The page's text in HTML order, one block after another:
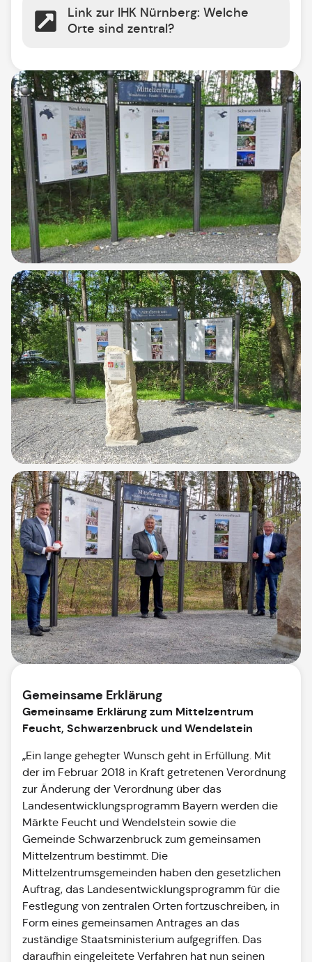
Link zur IHK Nürnberg: Welche
Orte sind zentral?
Gemeinsame Erklärung
Gemeinsame Erklärung zum Mittelzentrum
Feucht, Schwarzenbruck und Wendelstein
„Ein lange gehegter Wunsch geht in Erfüllung. Mit
der im Februar 2018 in Kraft getretenen Verordnung
zur Änderung der Verordnung über das
Landesentwicklungsprogramm Bayern werden die
Märkte Feucht und Wendelstein sowie die
Gemeinde Schwarzenbruck zum gemeinsamen
Mittelzentrum bestimmt. Die
Mittelzentrumsgemeinden haben den gesetzlichen
Auftrag, das Landesentwicklungsprogramm für die
Festlegung von zentralen Orten fortzuschreiben, in
Form eines gemeinsamen Antrages an das
zuständige Staatsministerium aufgegriffen. Das
daraufhin eingeleitete Verfahren hat nun seinen